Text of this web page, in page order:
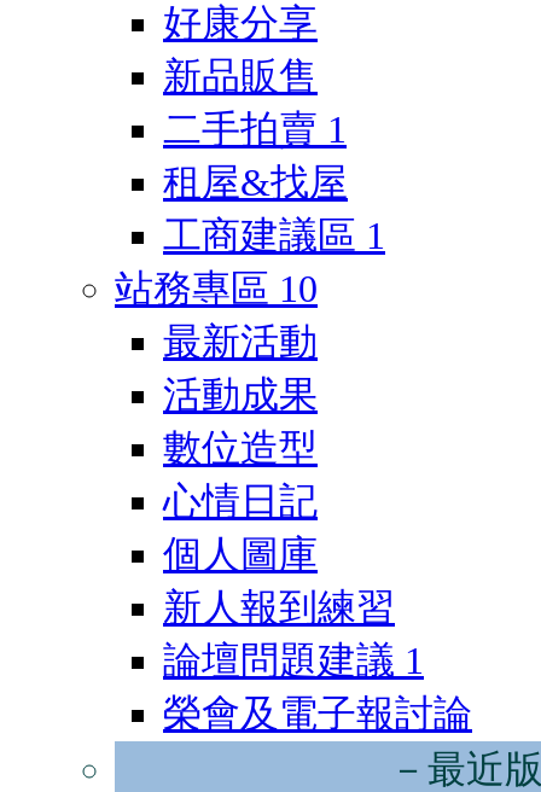
好康分享
新品販售
二手拍賣 1
租屋&找屋
工商建議區 1
站務專區 10
最新活動
活動成果
數位造型
心情日記
個人圖庫
新人報到練習
論壇問題建議 1
榮會及電子報討論
－最近